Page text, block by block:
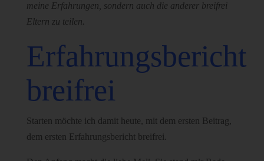
meine Erfahrungen, sondern auch die anderer breifrei
Eltern zu teilen.
Erfahrungsbericht
breifrei
Starten möchte ich damit heute, mit dem ersten Beitrag,
dem ersten Erfahrungsbericht breifrei.